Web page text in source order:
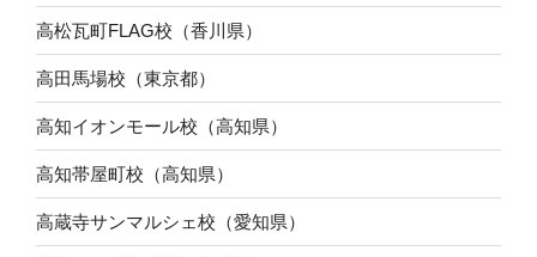
高松瓦町FLAG校（香川県）
高田馬場校（東京都）
高知イオンモール校（高知県）
高知帯屋町校（高知県）
高蔵寺サンマルシェ校（愛知県）